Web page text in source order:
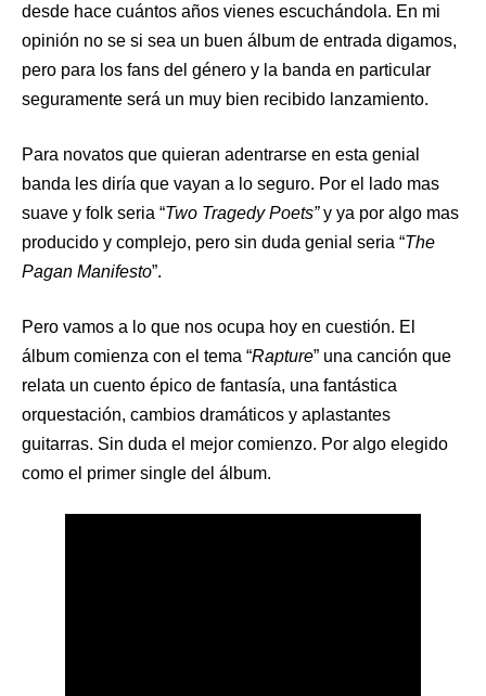
desde hace cuántos años vienes escuchándola. En mi
opinión no se si sea un buen álbum de entrada digamos,
pero para los fans del género y la banda en particular
seguramente será un muy bien recibido lanzamiento.
Para novatos que quieran adentrarse en esta genial
banda les diría que vayan a lo seguro. Por el lado mas
suave y folk seria “Two Tragedy Poets”y ya por algo mas
producido y complejo, pero sin duda genial seria “The
Pagan Manifesto”.
Pero vamos a lo que nos ocupa hoy en cuestión. El
álbum comienza con el tema “Rapture” una canción que
relata un cuento épico de fantasía, una fantástica
orquestación, cambios dramáticos y aplastantes
guitarras. Sin duda el mejor comienzo. Por algo elegido
como el primer single del álbum.